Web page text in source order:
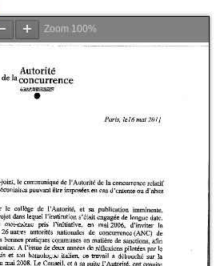
Zoom 100%